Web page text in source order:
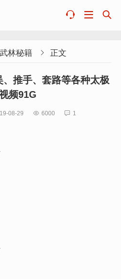



武林秘籍  正文
推手、套路等各种太极
频91G
08-29  6000  1